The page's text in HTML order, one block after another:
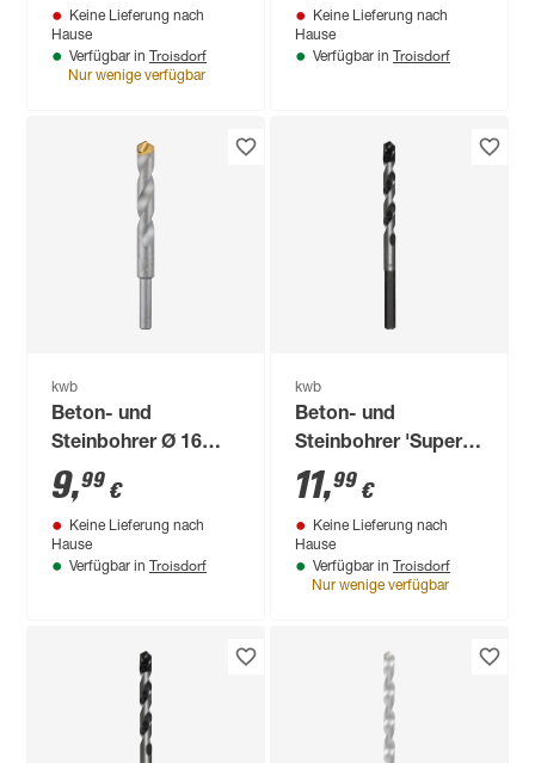
Keine Lieferung nach
Hause
Verfügbar in Troisdorf
Nur wenige verfügbar
Keine Lieferung nach
Hause
Verfügbar in Troisdorf
kwb
Beton- und
Steinbohrer Ø 16
mm
9,99 €
Keine Lieferung nach
Hause
Verfügbar in Troisdorf
kwb
Beton- und
Steinbohrer 'Super
Rocker'
Sechskantschaft Ø
10 mm
11,99 €
Keine Lieferung nach
Hause
Verfügbar in Troisdorf
Nur wenige verfügbar